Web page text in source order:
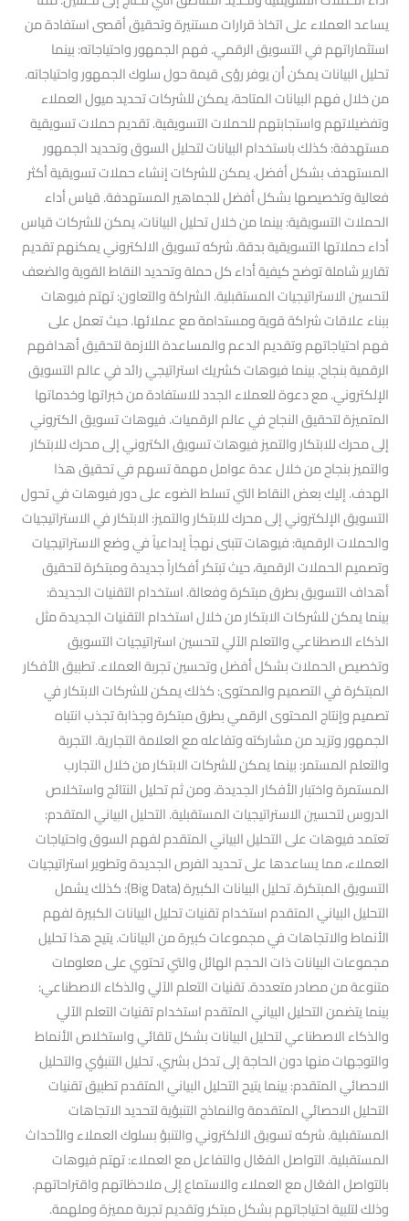
يساعد العملاء على اتخاذ قرارات مستنيرة وتحقيق أقصى استفادة من
استثماراتهم في التسويق الرقمي. فهم الجمهور واحتياجاته: بينما
تحليل البيانات يمكن أن يوفر رؤى قيمة حول سلوك الجمهور واحتياجاته.
من خلال فهم البيانات المتاحة، يمكن للشركات تحديد ميول العملاء
وتفضيلاتهم واستجابتهم للحملات التسويقية. تقديم حملات تسويقية
مستهدفة: كذلك باستخدام البيانات لتحليل السوق وتحديد الجمهور
المستهدف بشكل أفضل. يمكن للشركات إنشاء حملات تسويقية أكثر
فعالية وتخصيصها بشكل أفضل للجماهير المستهدفة. قياس أداء
الحملات التسويقية: بينما من خلال تحليل البيانات، يمكن للشركات قياس
أداء حملاتها التسويقية بدقة. شركه تسويق الالكتروني يمكنهم تقديم
تقارير شاملة توضح كيفية أداء كل حملة وتحديد النقاط القوية والضعف
لتحسين الاستراتيجيات المستقبلية. الشراكة والتعاون: تهتم فيوهات
ببناء علاقات شراكة قوية ومستدامة مع عملائها. حيث تعمل على
فهم احتياجاتهم وتقديم الدعم والمساعدة اللازمة لتحقيق أهدافهم
الرقمية بنجاح. بينما فيوهات كشريك استراتيجي رائد في عالم التسويق
الإلكتروني. مع دعوة للعملاء الجدد للاستفادة من خبراتها وخدماتها
المتميزة لتحقيق النجاح في عالم الرقميات. فيوهات تسويق الكتروني
إلى محرك للابتكار والتميز فيوهات تسويق الكتروني إلى محرك للابتكار
والتميز بنجاح من خلال عدة عوامل مهمة تسهم في تحقيق هذا
الهدف. إليك بعض النقاط التي تسلط الضوء على دور فيوهات في تحول
التسويق الإلكتروني إلى محرك للابتكار والتميز: الابتكار في الاستراتيجيات
والحملات الرقمية: فيوهات تتبنى نهجاً إبداعياً في وضع الاستراتيجيات
وتصميم الحملات الرقمية، حيث تبتكر أفكاراً جديدة ومبتكرة لتحقيق
أهداف التسويق بطرق مبتكرة وفعالة. استخدام التقنيات الجديدة:
بينما يمكن للشركات الابتكار من خلال استخدام التقنيات الجديدة مثل
الذكاء الاصطناعي والتعلم الآلي لتحسين استراتيجيات التسويق
وتخصيص الحملات بشكل أفضل وتحسين تجربة العملاء. تطبيق الأفكار
المبتكرة في التصميم والمحتوى: كذلك يمكن للشركات الابتكار في
تصميم وإنتاج المحتوى الرقمي بطرق مبتكرة وجذابة تجذب انتباه
الجمهور وتزيد من مشاركته وتفاعله مع العلامة التجارية. التجربة
والتعلم المستمر: بينما يمكن للشركات الابتكار من خلال التجارب
المستمرة واختبار الأفكار الجديدة. ومن ثم تحليل النتائج واستخلاص
الدروس لتحسين الاستراتيجيات المستقبلية. التحليل البياني المتقدم:
تعتمد فيوهات على التحليل البياني المتقدم لفهم السوق واحتياجات
العملاء، مما يساعدها على تحديد الفرص الجديدة وتطوير استراتيجيات
التسويق المبتكرة. تحليل البيانات الكبيرة (Big Data): كذلك يشمل
التحليل البياني المتقدم استخدام تقنيات تحليل البيانات الكبيرة لفهم
الأنماط والاتجاهات في مجموعات كبيرة من البيانات. يتيح هذا تحليل
مجموعات البيانات ذات الحجم الهائل والتي تحتوي على معلومات
متنوعة من مصادر متعددة. تقنيات التعلم الآلي والذكاء الاصطناعي:
بينما يتضمن التحليل البياني المتقدم استخدام تقنيات التعلم الآلي
والذكاء الاصطناعي لتحليل البيانات بشكل تلقائي واستخلاص الأنماط
والتوجهات منها دون الحاجة إلى تدخل بشري. تحليل التنبؤي والتحليل
الاحصائي المتقدم: بينما يتيح التحليل البياني المتقدم تطبيق تقنيات
التحليل الاحصائي المتقدمة والنماذج التنبؤية لتحديد الاتجاهات
المستقبلية. شركه تسويق الالكتروني والتنبؤ بسلوك العملاء والأحداث
المستقبلية. التواصل الفعّال والتفاعل مع العملاء: تهتم فيوهات
بالتواصل الفعّال مع العملاء والاستماع إلى ملاحظاتهم واقتراحاتهم.
وذلك لتلبية احتياجاتهم بشكل مبتكر وتقديم تجربة مميزة وملهمة.